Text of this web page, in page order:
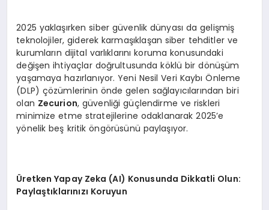
2025 yaklaşırken siber güvenlik dünyası da gelişmiş
teknolojiler, giderek karmaşıklaşan siber tehditler ve
kurumların dijital varlıklarını koruma konusundaki
değişen ihtiyaçlar doğrultusunda köklü bir dönüşüm
yaşamaya hazırlanıyor. Yeni Nesil Veri Kaybı Önleme
(DLP) çözümlerinin önde gelen sağlayıcılarından biri
olan Zecurion, güvenliği güçlendirme ve riskleri
minimize etme stratejilerine odaklanarak 2025’e
yönelik beş kritik öngörüsünü paylaşıyor.
Üretken Yapay Zeka (AI) Konusunda Dikkatli Olun:
Paylaştıklarınızı Koruyun